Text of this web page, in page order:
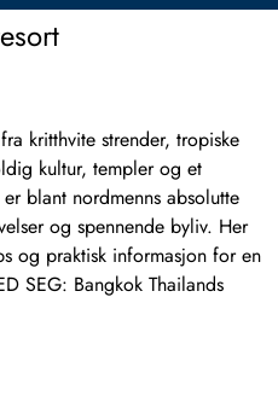
kritthvite strender, tropiske
kultur, templer og et
blant nordmenns absolutte
og spennende byliv. Her
og praktisk informasjon for en
SEG: Bangkok Thailands